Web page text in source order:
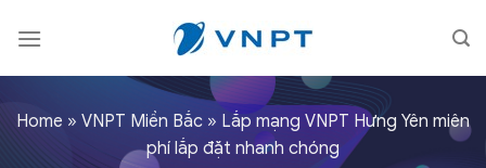
Home » VNPT Miền Bắc » Lắp mạng VNPT Hưng Yên miên
phí lắp đặt nhanh chóng